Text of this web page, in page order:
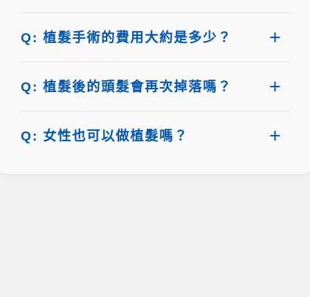
Q: 植髮手術的費用大約是多少？
Q: 植髮後的頭髮會再次掉落嗎？
Q: 女性也可以做植髮嗎？